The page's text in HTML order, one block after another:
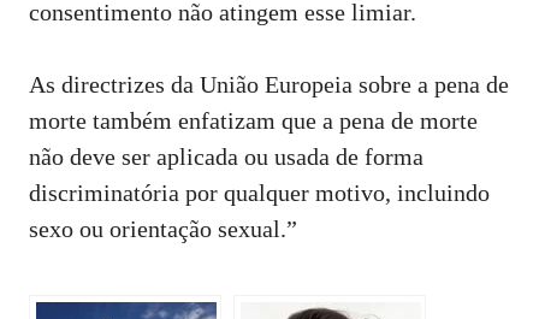
consentimento não atingem esse limiar.
As directrizes da União Europeia sobre a pena de
morte também enfatizam que a pena de morte
não deve ser aplicada ou usada de forma
discriminatória por qualquer motivo, incluindo
sexo ou orientação sexual.”